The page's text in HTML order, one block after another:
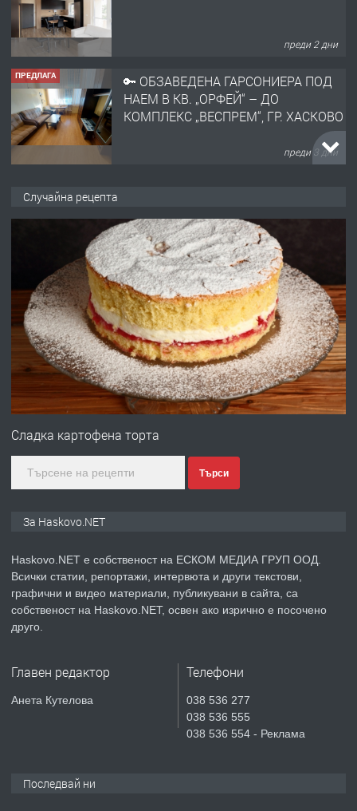
преди 2 дни
ПРЕДЛАГА
🔑 ОБЗАВЕДЕНА ГАРСОНИЕРА ПОД
НАЕМ В КВ. „ОРФЕЙ“ – ДО
КОМПЛЕКС „ВЕСПРЕМ“, ГР. ХАСКОВО
преди 3 дни
АПАРТАМЕНТ В ЦЕНТЪРА НА ГР.
ХАСКОВО
преди 4 дни
ПРЕДЛАГА Давам гараж под наем
преди 4 дни
ПРЕДЛАГА
№4120 Магазин/Офис под наем в кв.
градската градина!
преди 5 дни
ПРЕДЛАГА
Продавам парцел в гр. Хасково кв.
СГЛОБЯВАНЕ НА МЕБЕЛИ.
Случайна рецепта
Сладка картофена торта
Търси
За Haskovo.NET
Haskovo.NET е собственост на ЕСКОМ МЕДИА ГРУП ООД.
Всички статии, репортажи, интервюта и други текстови,
графични и видео материали, публикувани в сайта, са
собственост на Haskovo.NET, освен ако изрично е посочено
друго.
Главен редактор
Анета Кутелова
Телефони
038 536 277
038 536 555
038 536 554 - Реклама
Последвай ни